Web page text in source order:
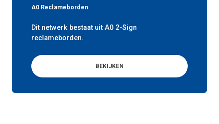
A0 Reclameborden
Dit netwerk bestaat uit A0 2-Sign
reclameborden.
BEKIJKEN